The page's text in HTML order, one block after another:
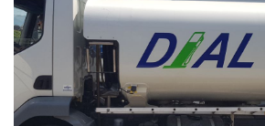
Περισσότερα